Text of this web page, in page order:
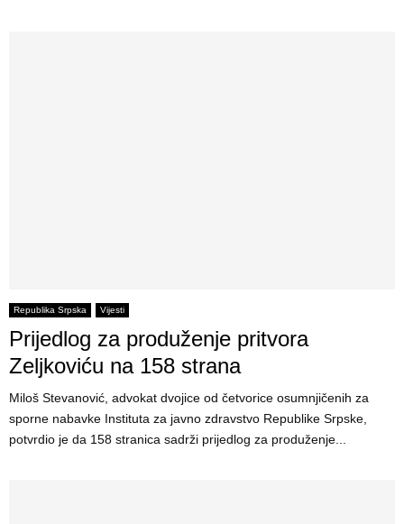
Republika Srpska Vijesti
Prijedlog za produženje pritvora
Zeljkoviću na 158 strana
Miloš Stevanović, advokat dvojice od četvorice osumnjičenih za
sporne nabavke Instituta za javno zdravstvo Republike Srpske,
potvrdio je da 158 stranica sadrži prijedlog za produženje...